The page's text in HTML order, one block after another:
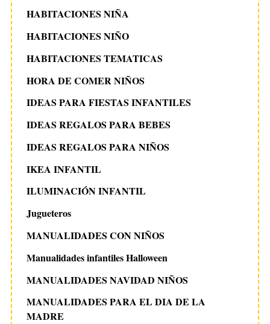
HABITACIONES NIÑA
HABITACIONES NIÑO
HABITACIONES TEMATICAS
HORA DE COMER NIÑOS
IDEAS PARA FIESTAS INFANTILES
IDEAS REGALOS PARA BEBES
IDEAS REGALOS PARA NIÑOS
IKEA INFANTIL
ILUMINACIÓN INFANTIL
Jugueteros
MANUALIDADES CON NIÑOS
Manualidades infantiles Halloween
MANUALIDADES NAVIDAD NIÑOS
MANUALIDADES PARA EL DIA DE LA
MADRE